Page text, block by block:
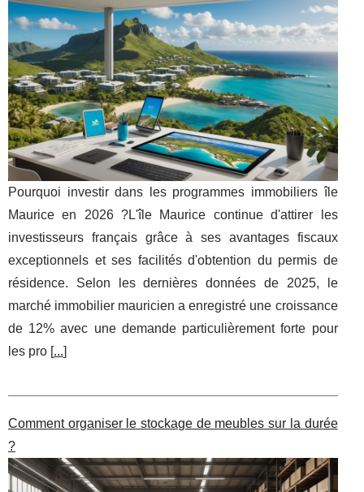
Pourquoi investir dans les programmes immobiliers île
Maurice en 2026 ?L'île Maurice continue d'attirer les
investisseurs français grâce à ses avantages fiscaux
exceptionnels et ses facilités d'obtention du permis de
résidence. Selon les dernières données de 2025, le
marché immobilier mauricien a enregistré une croissance
de 12% avec une demande particulièrement forte pour
les pro [...]
Comment organiser le stockage de meubles sur la durée
?